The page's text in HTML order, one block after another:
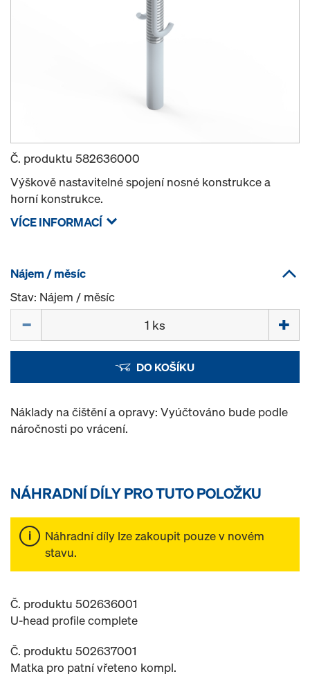
Č. produktu 582636000
Výškově nastavitelné spojení nosné konstrukce a
horní konstrukce.
VÍCE INFORMACÍ
Nájem / měsíc
Stav: Nájem / měsíc
DO KOŠÍKU
Náklady na čištění a opravy: Vyúčtováno bude podle
náročnosti po vrácení.
NÁHRADNÍ DÍLY PRO TUTO POLOŽKU
Náhradní díly lze zakoupit pouze v novém
stavu.
Č. produktu 502636001
U-head profile complete
Č. produktu 502637001
Matka pro patní vřeteno kompl.